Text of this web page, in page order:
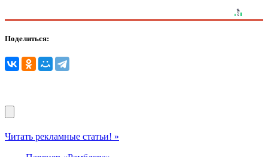
Поделиться:
Читать рекламные статьи! »